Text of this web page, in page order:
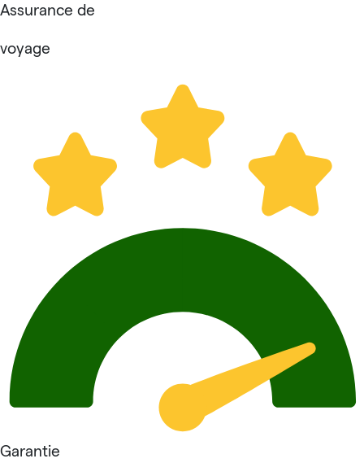
Assurance de
voyage
Garantie